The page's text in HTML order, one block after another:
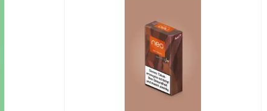
In den Warenkorb